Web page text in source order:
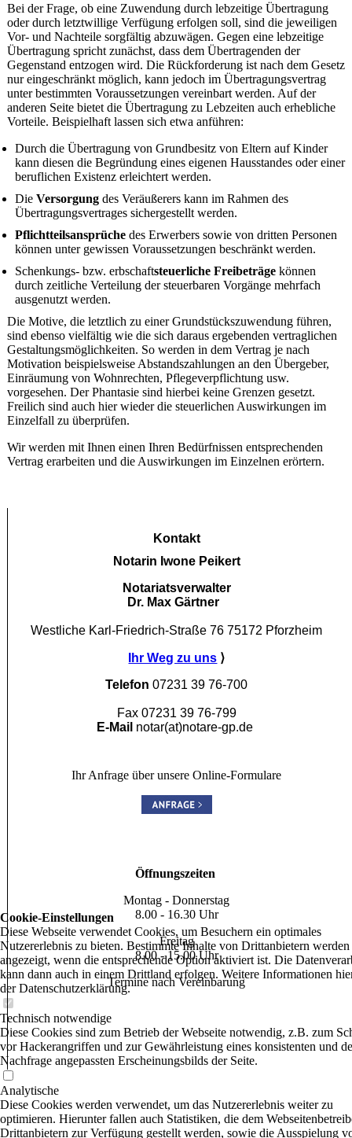
Bei der Frage, ob eine Zuwendung durch lebzeitige Übertragung
oder durch letztwillige Verfügung erfolgen soll, sind die jeweiligen
Vor- und Nachteile sorgfältig abzuwägen. Gegen eine lebzeitige
Übertragung spricht zunächst, dass dem Übertragenden der
Gegenstand entzogen wird. Die Rückforderung ist nach dem Gesetz
nur eingeschränkt möglich, kann jedoch im Übertragungsvertrag
unter bestimmten Voraussetzungen vereinbart werden. Auf der
anderen Seite bietet die Übertragung zu Lebzeiten auch erhebliche
Vorteile. Beispielhaft lassen sich etwa anführen:
Durch die Übertragung von Grundbesitz von Eltern auf Kinder
kann diesen die Begründung eines eigenen Hausstandes oder einer
beruflichen Existenz erleichtert werden.
Die Versorgung des Veräußerers kann im Rahmen des
Übertragungsvertrages sichergestellt werden.
Pflichtteilsansprüchedes Erwerbers sowie von dritten Personen
können unter gewissen Voraussetzungen beschränkt werden.
Schenkungs- bzw. erbschaftsteuerliche Freibeträge können
durch zeitliche Verteilung der steuerbaren Vorgänge mehrfach
ausgenutzt werden.
Die Motive, die letztlich zu einer Grundstückszuwendung führen,
sind ebenso vielfältig wie die sich daraus ergebenden vertraglichen
Gestaltungsmöglichkeiten. So werden in dem Vertrag je nach
Motivation beispielsweise Abstandszahlungen an den Übergeber,
Einräumung von Wohnrechten, Pflegeverpflichtung usw.
vorgesehen. Der Phantasie sind hierbei keine Grenzen gesetzt.
Freilich sind auch hier wieder die steuerlichen Auswirkungen im
Einzelfall zu überprüfen.
Wir werden mit Ihnen einen Ihren Bedürfnissen entsprechenden
Vertrag erarbeiten und die Auswirkungen im Einzelnen erörtern.
Kontakt
Notarin Iwone Peikert
Notariatsverwalter
Dr. Max Gärtner
Westliche Karl-Friedrich-Straße 7675172 Pforzheim
Ihr Weg zu uns ⟩
Telefon 07231 39 76-700
Fax 07231 39 76-799
E-Mail notar(at)notare-gp.de
Ihr Anfrage über unsere Online-Formulare
Öffnungszeiten
Montag - Donnerstag
8.00 - 16.30 Uhr
Freitag
8.00 - 15.00 Uhr
Termine nach Vereinbarung
Cookie-Einstellungen
Diese Webseite verwendet Cookies, um Besuchern ein optimales
Nutzererlebnis zu bieten. Bestimmte Inhalte von Drittanbietern
angezeigt, wenn die entsprechende Option aktiviert ist. Die
kann dann auch in einem Drittland erfolgen. Weitere Informationen
der Datenschutzerklärung.
Technisch notwendige
Diese Cookies sind zum Betrieb der Webseite notwendig, z.B. zum
vor Hackerangriffen und zur Gewährleistung eines konsistenten und
Nachfrage angepassten Erscheinungsbilds der Seite.
Analytische
Diese Cookies werden verwendet, um das Nutzererlebnis weiter zu
optimieren. Hierunter fallen auch Statistiken, die dem
Drittanbietern zur Verfügung gestellt werden, sowie die Ausspielung